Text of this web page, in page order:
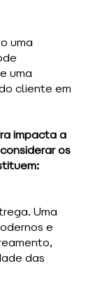
uma
uma
cliente em
impacta a
os
Uma
e
das